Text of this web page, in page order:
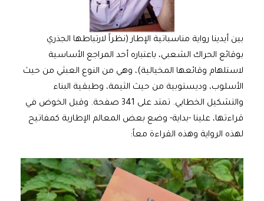
بين أيدينا رواية مناسباتية الإطار (نظراً لارتباطها الجذري
بوقائع الحراك الشعبي، باعتباره أحد المراجع الأساسية
لاستلهام وقائعها المخيالية)، وهي من النوع العبثي من حيث
الأسلوب، وديستوبية من حيث الثيمة، وطبقية البناء
والتشكيل الخطابي. تمتد على 341 صفحة. وقبل الخوض في
قراءتها، علينا -بداية- وضع بعض المعالم الإطارية كمفاتيح
لهذه الرواية وهذه القراءة معاً: